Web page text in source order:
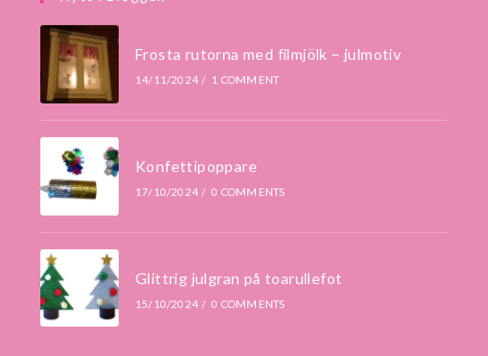
Frosta rutorna med filmjölk – julmotiv
14/11/2024 / 1 COMMENT
Konfettipoppare
17/10/2024 / 0 COMMENTS
Glittrig julgran på toarullefot
15/10/2024 / 0 COMMENTS